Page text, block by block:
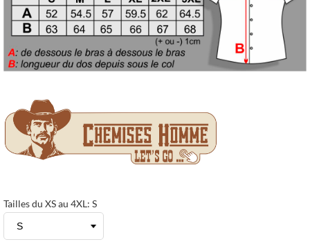
Tailles du XS au 4XL: S